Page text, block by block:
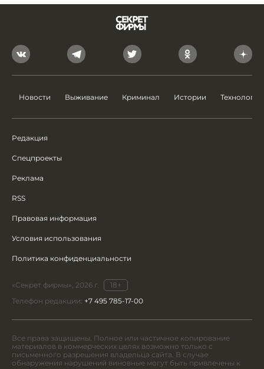
Новости Выживание Криминал Истории Технологии
Редакция
Спецпроекты
Реклама
RSS
Правовая информация
Условия использования
Политика конфиденциальности
«Секрет фирмы», 2026 г.
18+
Телефон редакции: +7 495 785-17-00
Все права защищены. Полное или частичное копирование
материалов в коммерческих целях возможно только с
письменного разрешения владельца сайта. В случае
обнаружения нарушений виновные могут быть привлечены к